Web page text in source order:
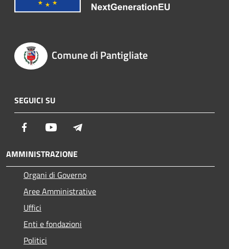
Comune di Pantigliate
SEGUICI SU
Facebook Youtube
AMMINISTRAZIONE
Organi di Governo
Aree Amministrative
Uffici
Enti e fondazioni
Politici